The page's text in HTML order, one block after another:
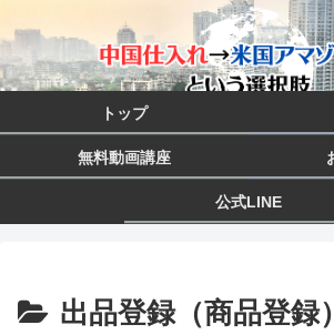
トップ
無料動画講座
公式LINE
出品登録（商品登録）